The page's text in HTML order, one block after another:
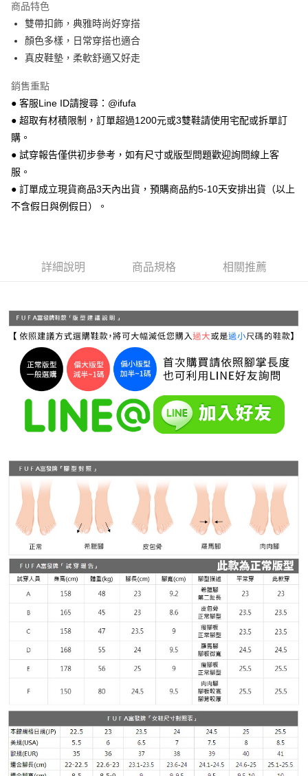
悠遊付
Google Pay
全盈+PAY
AFTEE先享後付
相關說明
【關於「AFTEE先享後付」】
AFTEE先享後付是「在收到商品之後才付款」的支付方式。 讓您購物簡單
１．簡單：不需註冊會員、不需綁卡、不需儲值。
２．便利：只要手機號碼，簡訊認證，即可結帳。
３．安心：先確認商品／服務後，再付款。
【「AFTEE先享後付」結帳流程】
ATM／網路銀行／等多元方式進行付款，方視為交易完成。
※ 交易是否成功請以「AFTEE先享後付 」之結帳頁面顯示為準，若有關於
是否繳費成功／繳費後需取消欲退款等相關疑問，請聯繫「AFTEE先享後付
【注意事項】
１．透過由恩沛科技股份有限公司提供之「AFTEE先享後付」服務完成之交
易，需依本服務之必要範圍內提供個人資料，並將交易相關給付款項請求債
權轉讓予恩沛科技股份有限公司。
２．關於個人資料處理事宜，請瀏覽以下網址：
https://aftee.tw/terms/#terms3
任。
時審查核予不同之上限額度；若仍有額度不足之情形，本公司將視審查結果
請求用戶進行身份認證。
５．嚴禁一人註冊多個帳號或使用他人資訊註冊。若發現惡意使用之情形，
恩沛科技股份有限公司將有權停止該用戶之使用額度並採取法律行動。
ATM付款
全家 取貨付款
每筆NT$70，滿NT$999(含以上)免運費
7-11 取貨付款
付款後 7-11取貨
每筆NT$70，滿NT$999(含以上)免運費
新竹物流宅配
每筆NT$90，滿NT$999(含以上)免運費
查看運費
商品特色
雙帶扣飾，典雅時尚好穿搭
顏色多樣，日常穿搭也適合
真皮鞋墊，柔軟舒適又好走
銷售重點
● 客服Line ID請搜尋：@ifufa
● 超取有材積限制，訂單超過1200元或3雙鞋請使用宅配或拆單訂
購。
● 試穿報告僅供初步參考，如有尺寸或版型問題歡迎詢問線上客
服。
● 訂單成立現貨商品3天內出貨，預購商品約5-10天安排出貨（以上
不含假日與例假日）。
詳細說明 商品規格 相關推薦